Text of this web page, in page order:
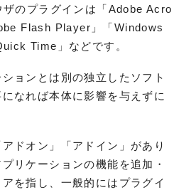
のプラグインは「Adobe Acro
Flash Player」「Windows
Time」などです。
ョンとは別の独立したソフト
なれば本体に影響を与えずに
ドオン」「アドイン」があり
リケーションの機能を追加・
を指し、一般的にはプラグイ